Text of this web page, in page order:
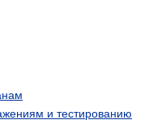
и тестированию